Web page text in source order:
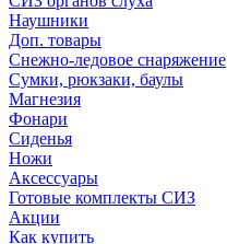
Наушники
Доп. товары
Снежно-ледовое снаряжение
Сумки, рюкзаки, баулы
Магнезия
Фонари
Сиденья
Ножи
Аксессуары
Готовые комплекты СИЗ
Акции
Как купить